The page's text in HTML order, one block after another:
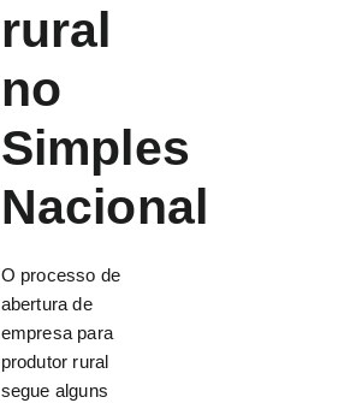
rural
no
Simples
Nacional
O processo de
abertura de
empresa para
produtor rural
segue alguns